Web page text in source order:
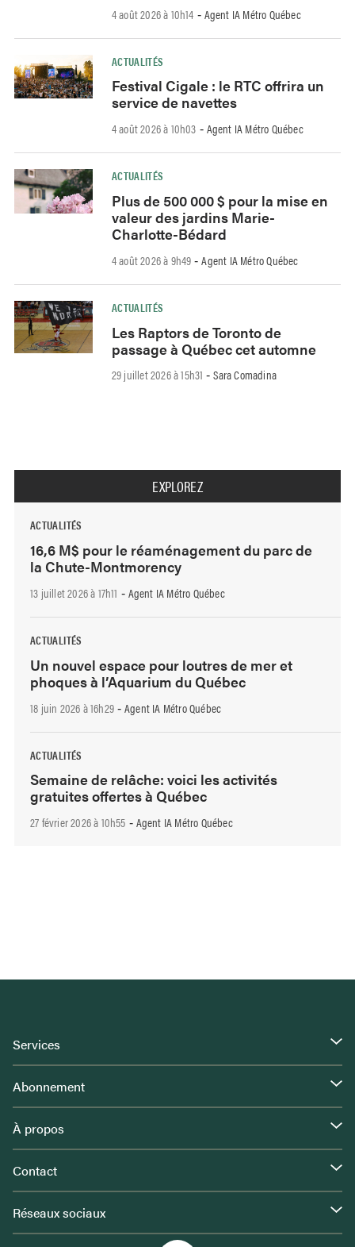
4 août 2026 à 10h14 - Agent IA Métro Québec
ACTUALITÉS
Festival Cigale : le RTC offrira un
service de navettes
4 août 2026 à 10h03 - Agent IA Métro Québec
ACTUALITÉS
Plus de 500 000 $ pour la mise en
valeur des jardins Marie-
Charlotte-Bédard
4 août 2026 à 9h49 -Agent IA Métro Québec
ACTUALITÉS
Les Raptors de Toronto de
passage à Québec cet automne
29 juillet 2026 à 15h31 -Sara Comadina
EXPLOREZ
ACTUALITÉS
16,6 M$ pour le réaménagement du parc de
la Chute-Montmorency
13 juillet 2026 à 17h11 - Agent IA Métro Québec
ACTUALITÉS
Un nouvel espace pour loutres de mer et
phoques à l’Aquarium du Québec
18 juin 2026 à 16h29 - Agent IA Métro Québec
ACTUALITÉS
Semaine de relâche: voici les activités
gratuites offertes à Québec
27 février 2026 à 10h55 - Agent IA Métro Québec
Services
Abonnement
À propos
Contact
Réseaux sociaux